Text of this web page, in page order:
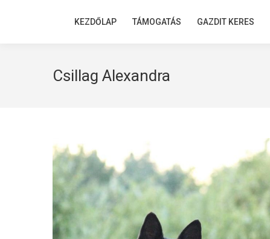
KEZDŐLAP TÁMOGATÁS GAZDIT KERES
Csillag Alexandra
KEZDŐLAP TÁMOGATÁS GAZDIT KERES